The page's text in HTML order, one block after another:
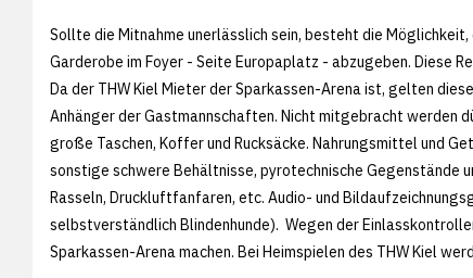
Sollte die Mitnahme unerlässlich sein, besteht die
Garderobe im Foyer - Seite Europaplatz - abzugeben. Diese
Da der THW Kiel Mieter der Sparkassen-Arena ist, gelten
Anhänger der Gastmannschaften. Nicht mitgebracht werden
große Taschen, Koffer und Rucksäcke. Nahrungsmittel und
sonstige schwere Behältnisse, pyrotechnische Gegenstände
Rasseln, Druckluftfanfaren, etc. Audio- und
selbstverständlich Blindenhunde). Wegen der
Sparkassen-Arena machen. Bei Heimspielen des THW Kiel